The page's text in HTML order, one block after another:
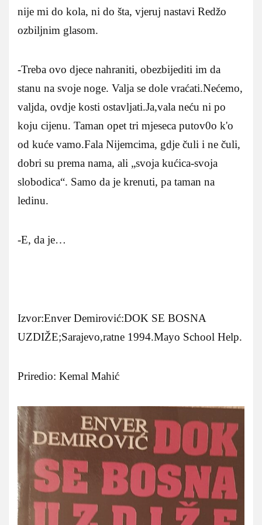
nije mi do kola, ni do šta, vjeruj nastavi Redžo
ozbiljnim glasom.
-Treba ovo djece nahraniti, obezbijediti im da
stanu na svoje noge. Valja se dole vraćati.Nećemo,
valjda, ovdje kosti ostavljati.Ja,vala neću ni po
koju cijenu. Taman opet tri mjeseca putov0o k'o
od kuće vamo.Fala Nijemcima, gdje čuli i ne čuli,
dobri su prema nama, ali „svoja kućica-svoja
slobodica“. Samo da je krenuti, pa taman na
ledinu.
-E, da je…
Izvor:Enver Demirović:DOK SE BOSNA
UZDIŽE;Sarajevo,ratne 1994.Mayo School Help.
Priredio: Kemal Mahić